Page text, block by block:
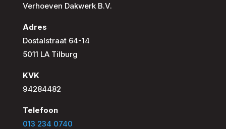
Verhoeven Dakwerk B.V.
Adres
Dostalstraat 64-14
5011 LA Tilburg
KVK
94284482
Telefoon
013 234 0740